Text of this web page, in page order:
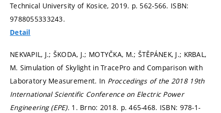
Technical University of Kosice, 2019. p. 562-566. ISBN:
9788055333243.
Detail
NEKVAPIL, J.; ŠKODA, J.; MOTYČKA, M.; ŠTĚPÁNEK, J.; KRBAL,
M. Simulation of Skylight in TracePro and Comparison with
Laboratory Measurement. In Proccedings of the 2018 19th
International Scientific Conference on Electric Power
Engineering (EPE). 1. Brno: 2018. p. 465-468. ISBN: 978-1-